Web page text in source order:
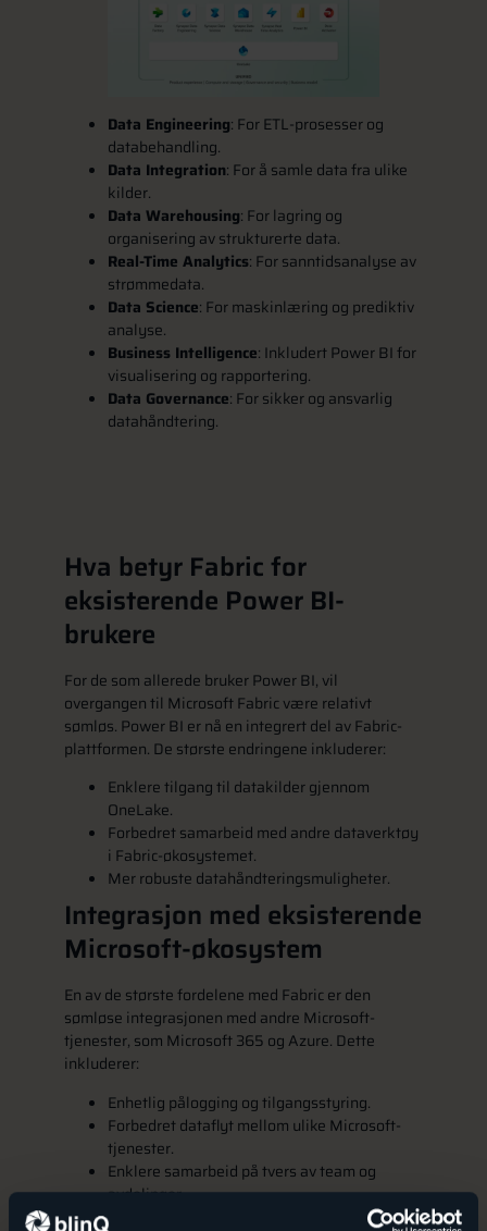
Data Engineering: For ETL-prosesser og
databehandling.
Data Integration: For å samle data fra ulike
kilder.
Data Warehousing: For lagring og
organisering av strukturerte data.
Real-Time Analytics: For sanntidsanalyse av
strømmedata.
Data Science: For maskinlæring og prediktiv
analyse.
Business Intelligence: Inkludert Power BI for
visualisering og rapportering.
Data Governance: For sikker og ansvarlig
datahåndtering.
Hva betyr Fabric for
eksisterende Power BI-
brukere
For de som allerede bruker Power BI, vil
overgangen til Microsoft Fabric være relativt
sømløs. Power BI er nå en integrert del av Fabric-
plattformen. De største endringene inkluderer:
Enklere tilgang til datakilder gjennom
OneLake.
Forbedret samarbeid med andre dataverktøy
i Fabric-økosystemet.
Mer robuste datahåndteringsmuligheter.
Integrasjon med eksisterende
Microsoft-økosystem
En av de største fordelene med Fabric er den
sømløse integrasjonen med andre Microsoft-
tjenester, som Microsoft 365 og Azure. Dette
inkluderer:
Enhetlig pålogging og tilgangsstyring.
Forbedret dataflyt mellom ulike Microsoft-
tjenester.
Enklere samarbeid på tvers av team og
avdelinger.